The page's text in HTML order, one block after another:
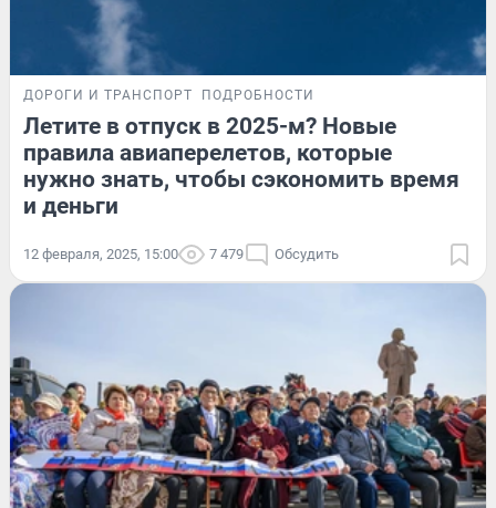
ДОРОГИ И ТРАНСПОРТ ПОДРОБНОСТИ
Летите в отпуск в 2025-м? Новые
правила авиаперелетов, которые
нужно знать, чтобы сэкономить время
и деньги
12 февраля, 2025, 15:00 7 479 Обсудить